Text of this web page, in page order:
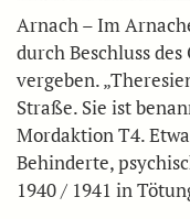
Arnach – Im
durch Beschluss
vergeben.
Straße. Sie ist
Mordaktion T4.
Behinderte,
1940 / 1941 in